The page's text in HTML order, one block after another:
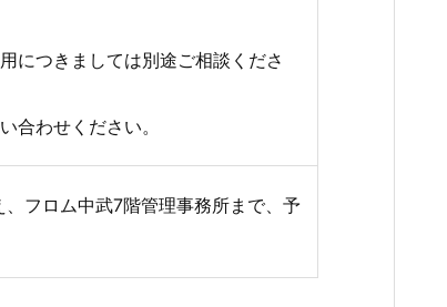
につきましては別途ご相談くださ
合わせください。
フロム中武7階管理事務所まで、予